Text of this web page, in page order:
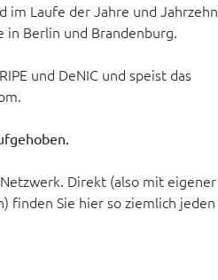
im Laufe der Jahre und
Berlin und Brandenburg.
und DeNIC und speist das
Direkt (also mit eigener
finden Sie hier so ziemlich jeden